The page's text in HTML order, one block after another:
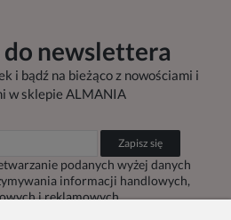
do newslettera
i bądź na bieżąco z nowościami i
w sklepie ALMANIA
Zapisz się
podanych wyżej danych
informacji handlowych,
i reklamowych.